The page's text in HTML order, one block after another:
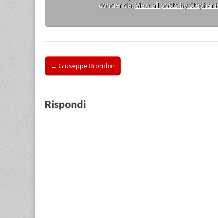
conciencia. View all posts by
Post
navigation
← Giuseppe Brombin
Rispondi